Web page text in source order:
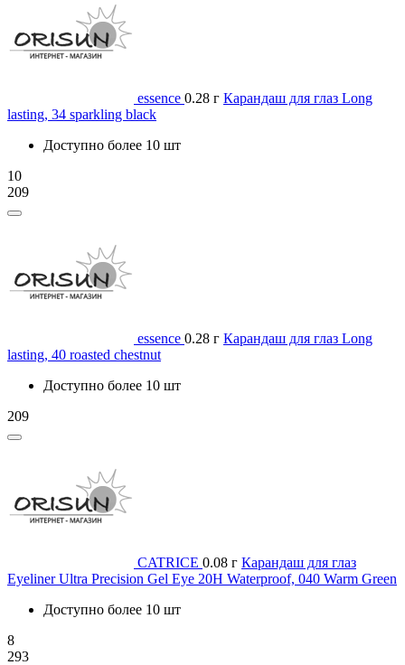
essence 0.28 г Карандаш для глаз Long
lasting, 34 sparkling black
Доступно более 10 шт
10
209
essence 0.28 г Карандаш для глаз Long
lasting, 40 roasted chestnut
Доступно более 10 шт
209
CATRICE 0.08 г Карандаш для глаз
Eyeliner Ultra Precision Gel Eye 20H Waterproof, 040 Warm Green
Доступно более 10 шт
8
293